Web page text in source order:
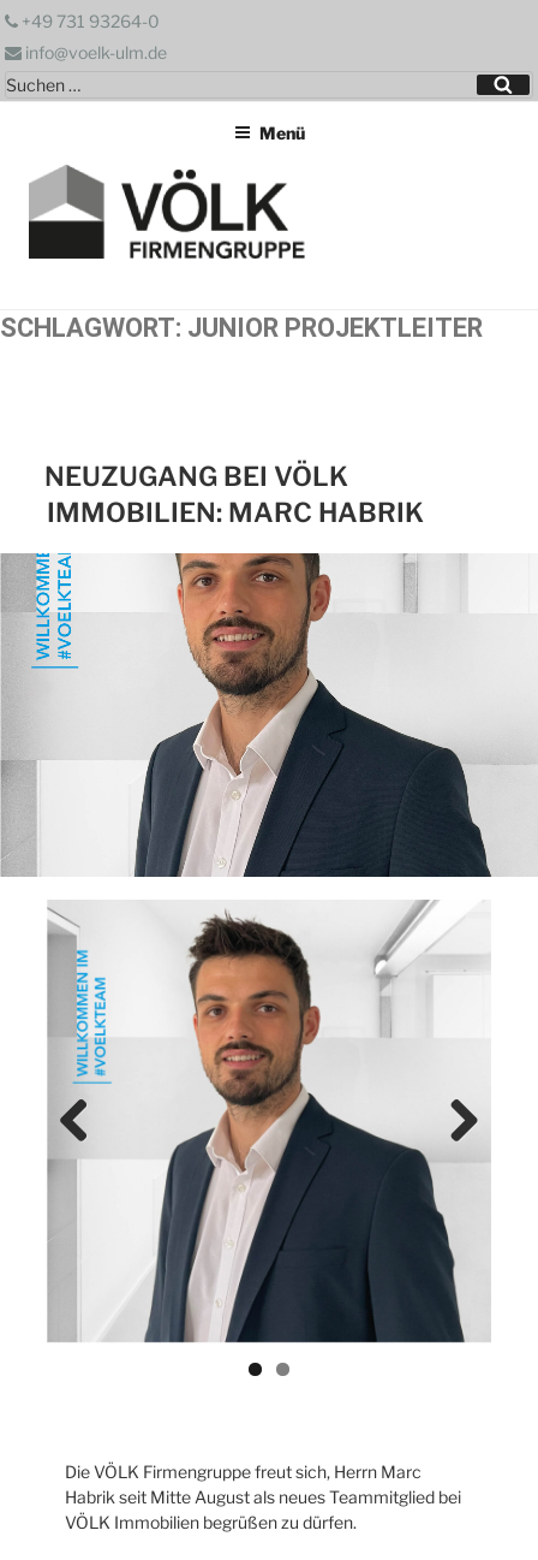
Zum
springen
+49 731 93264-0
info@voelk-ulm.de
Suchen
nach:
Menü
SCHLAGWORT: JUNIOR PROJEKTLEITER
NEUZUGANG BEI VÖLK
IMMOBILIEN: MARC HABRIK
Previ
Die VÖLK Firmengruppe freut sich, Herrn Marc
Habrik seit Mitte August als neues Teammitglied bei
VÖLK Immobilien begrüßen zu dürfen.